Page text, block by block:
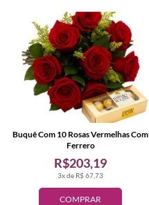
COMPRAR
3x de R$ 67,73
R$203,19
Buquê Com 10 Rosas Vermelhas Com
Ferrero